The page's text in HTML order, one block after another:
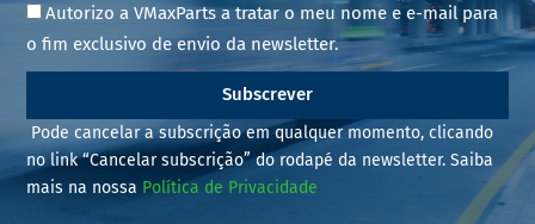
Autorizo a VMaxParts a tratar o meu nome e e-mail para
o fim exclusivo de envio da newsletter.
Subscrever
Pode cancelar a subscrição em qualquer momento, clicando
no link “Cancelar subscrição” do rodapé da newsletter. Saiba
mais na nossa Política de Privacidade